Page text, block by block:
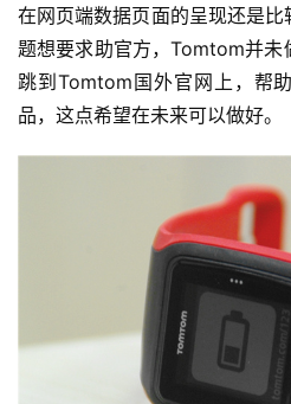
在网页端数据页面的呈现还是
题想要求助官方，Tomtom并未
跳到Tomtom国外官网上，帮
品，这点希望在未来可以做好。